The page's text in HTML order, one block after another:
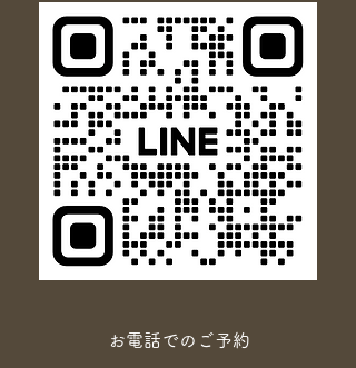
お電話でのご予約